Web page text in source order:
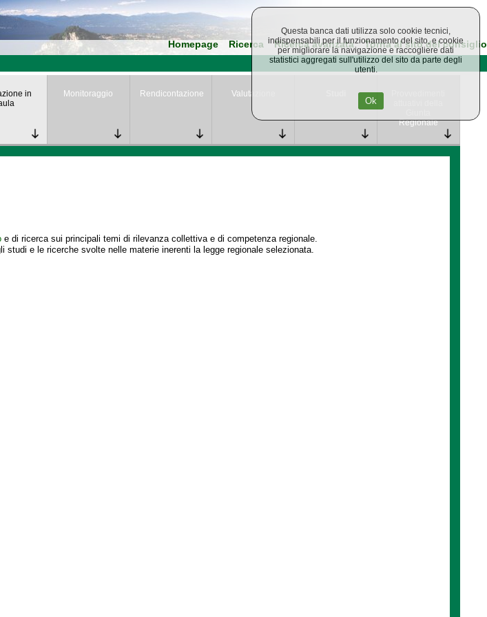
Homepage Ricerca Ricerca avanzata Torna al sito del consiglio
in
Monitoraggio Rendicontazione Valutazione
Regionale
e di ricerca sui principali temi di rilevanza collettiva e di competenza regionale.
studi e le ricerche svolte nelle materie inerenti la legge regionale selezionata.
Questa banca dati utilizza solo cookie tecnici,
indispensabili per il funzionamento del sito, e cookie
per migliorare la navigazione e raccogliere dati
statistici aggregati sull'utilizzo del sito da parte degli
utenti.
Ok